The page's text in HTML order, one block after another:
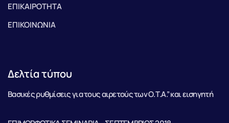
ΕΠΙΚΑΙΡΟΤΗΤΑ
ΕΠΙΚΟΙΝΩΝΙΑ
Δελτία τύπου
Βασικές ρυθμίσεις για τους αιρετούς των Ο.Τ.Α.” και εισηγητή